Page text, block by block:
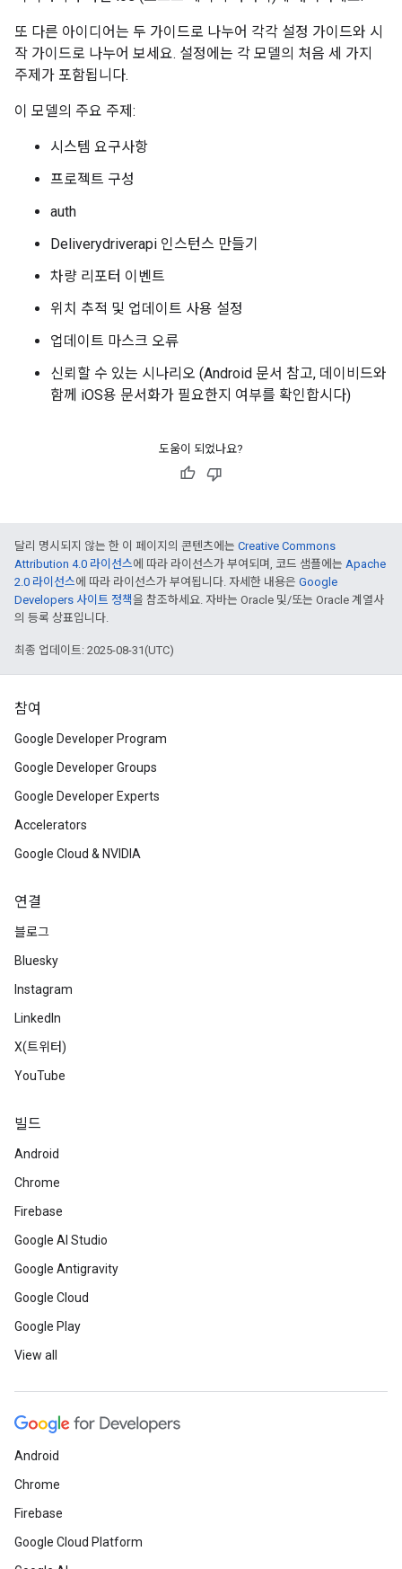
또 다른 아이디어는 두 가이드로 나누어 각각 설정 가이드와 시
작 가이드로 나누어 보세요. 설정에는 각 모델의 처음 세 가지
주제가 포함됩니다.
이 모델의 주요 주제:
시스템 요구사항
프로젝트 구성
auth
Deliverydriverapi 인스턴스 만들기
차량 리포터 이벤트
위치 추적 및 업데이트 사용 설정
업데이트 마스크 오류
신뢰할 수 있는 시나리오 (Android 문서 참고, 데이비드와
함께 iOS용 문서화가 필요한지 여부를 확인합시다)
도움이 되었나요?
달리 명시되지 않는 한 이 페이지의 콘텐츠에는 Creative Commons
Attribution 4.0 라이선스에 따라 라이선스가 부여되며, 코드 샘플에는 Apache
2.0 라이선스에 따라 라이선스가 부여됩니다. 자세한 내용은 Google
Developers 사이트 정책을 참조하세요. 자바는 Oracle 및/또는 Oracle 계열사
의 등록 상표입니다.
최종 업데이트: 2025-08-31(UTC)
참여
Google Developer Program
Google Developer Groups
Google Developer Experts
Accelerators
Google Cloud & NVIDIA
연결
블로그
Bluesky
Instagram
LinkedIn
X(트위터)
YouTube
빌드
Android
Chrome
Firebase
Google AI Studio
Google Antigravity
Google Cloud
Google Play
View all
Android
Chrome
Firebase
Google Cloud Platform